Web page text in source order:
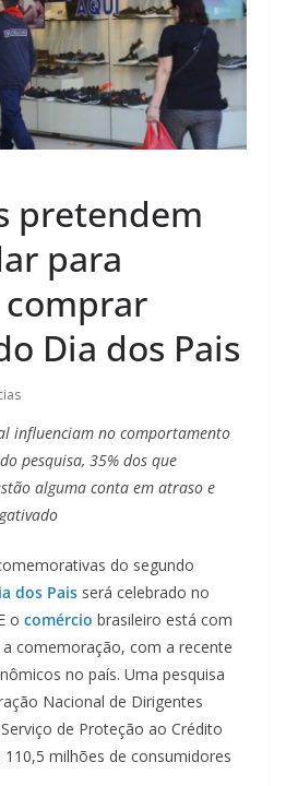
pretendem
para
Dia dos Pais
influenciam no comportamento
pesquisa, 35% dos que
alguma conta em atraso e
do segundo
dos Pais será celebrado no
o comércio brasileiro está com
comemoração, com a recente
no país. Uma pesquisa
Nacional de Dirigentes
de Proteção ao Crédito
110,5 milhões de consumidores